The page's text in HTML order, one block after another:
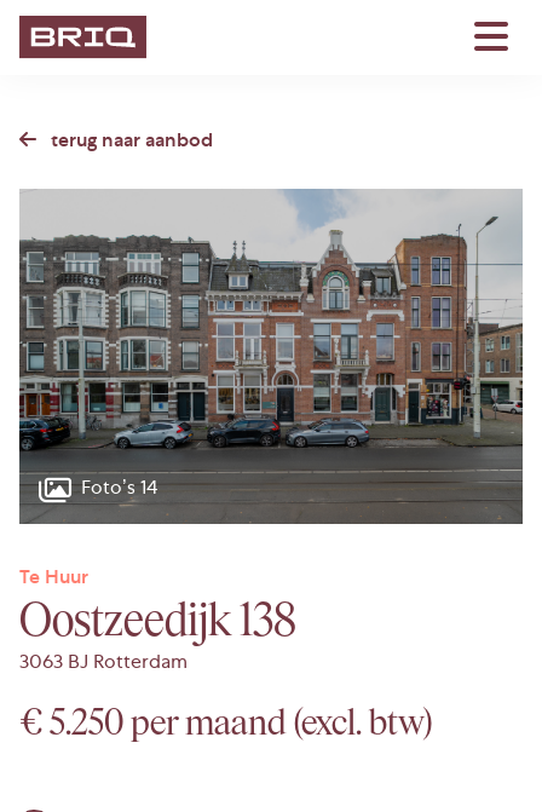
terug naar aanbod
Foto’s 14
Te Huur
Oostzeedijk 138
3063 BJ Rotterdam
€ 5.250 per maand (excl. btw)